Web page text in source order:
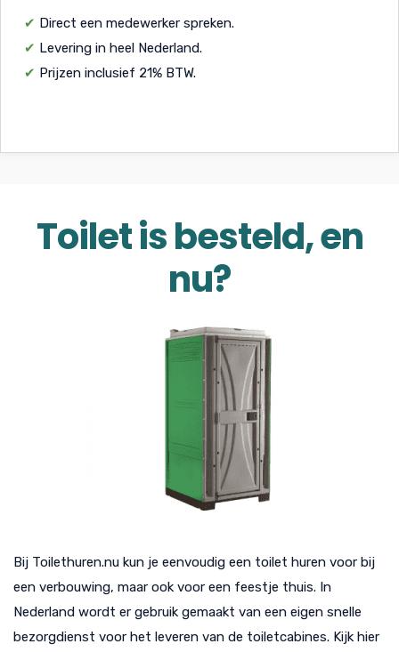
✔ Direct een medewerker spreken.
✔ Levering in heel Nederland.
✔ Prijzen inclusief 21% BTW.
Toilet is besteld, en
nu?
Bij Toilethuren.nu kun je eenvoudig een toilet huren voor bij
een verbouwing, maar ook voor een feestje thuis. In
Nederland wordt er gebruik gemaakt van een eigen snelle
bezorgdienst voor het leveren van de toiletcabines. Kijk hier